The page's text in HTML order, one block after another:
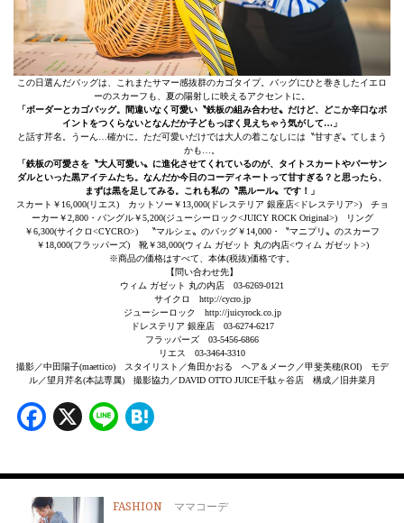
この日選んだバッグは、これまたサマー感抜群のカゴタイプ。バッグにひと巻きしたイエロ
ーのスカーフも、夏の陽射しに映えるアクセントに。
「ボーダーとカゴバッグ。間違いなく可愛い〝鉄板の組み合わせ〟だけど、どこか辛口なポ
イントをつくらないとなんだか子どもっぽく見えちゃう気がして…」
と話す芹名。うーん…確かに。ただ可愛いだけでは大人の着こなしには〝甘すぎ〟てしまう
かも…。
「鉄板の可愛さを〝大人可愛い〟に進化させてくれているのが、タイトスカートやバーサン
ダルといった黒アイテムたち。なんだか今日のコーディネートって甘すぎる？と思ったら、
まずは黒を足してみる。これも私の〝黒ルール〟です！」
スカート￥16,000(リエス) カットソー￥13,000(ドレステリア 銀座店<ドレステリア>) チョ
ーカー￥2,800・バングル￥5,200(ジューシーロック<JUICY ROCK Original>) リング
￥6,300(サイクロ<CYCRO>) 〝マルシェ〟のバッグ￥14,000・〝マニプリ〟のスカーフ
￥18,000(フラッパーズ) 靴￥38,000(ウィム ガゼット 丸の内店<ウィム ガゼット>)
※商品の価格はすべて、本体(税抜)価格です。
【問い合わせ先】
ウィム ガゼット 丸の内店 03-6269-0121
サイクロ http://cycro.jp
ジューシーロック http://juicyrock.co.jp
ドレステリア 銀座店 03-6274-6217
フラッパーズ 03-5456-6866
リエス 03-3464-3310
撮影／中田陽子(maettico) スタイリスト／角田かおる ヘア＆メーク／甲斐美穂(ROI) モデ
ル／望月芹名(本誌専属) 撮影協力／DAVID OTTO JUICE千駄ヶ谷店 構成／旧井菜月
Facebook
X Line
FASHION ママコーデ